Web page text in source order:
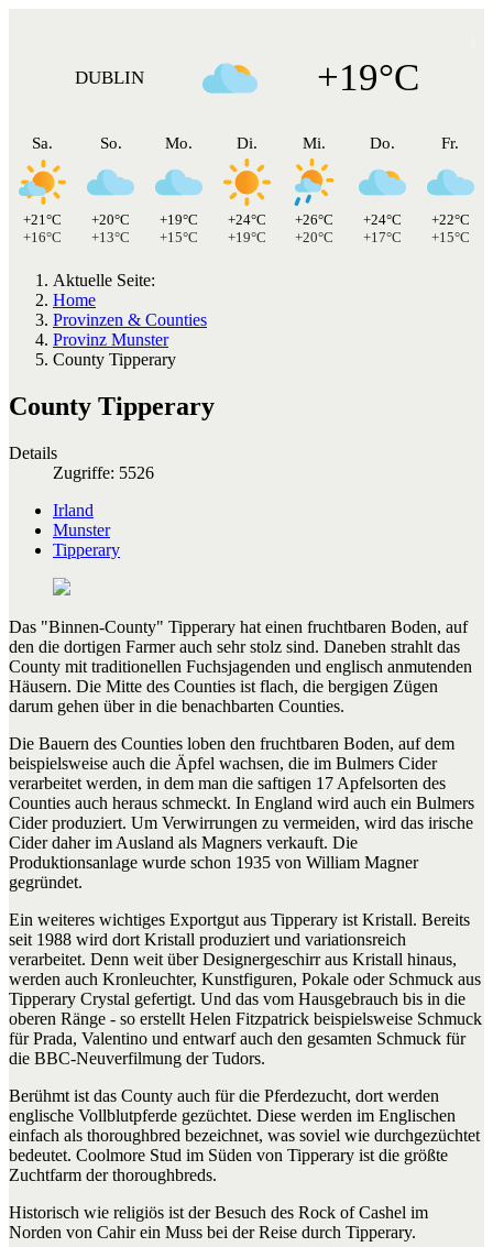
DUBLIN +19°C
Sa.
+21°C
+16°C
So.
+20°C
+13°C
Mo.
+19°C
+15°C
Di.
+24°C
+19°C
Mi.
+26°C
+20°C
Do.
+24°C
+17°C
Fr.
+22°C
+15°C
Aktuelle Seite:
Home
Provinzen & Counties
Provinz Munster
County Tipperary
County Tipperary
Details
Zugriffe: 5526
Irland
Munster
Tipperary
Das "Binnen-County" Tipperary hat einen fruchtbaren Boden, auf
den die dortigen Farmer auch sehr stolz sind. Daneben strahlt das
County mit traditionellen Fuchsjagenden und englisch anmutenden
Häusern. Die Mitte des Counties ist flach, die bergigen Zügen
darum gehen über in die benachbarten Counties.
Die Bauern des Counties loben den fruchtbaren Boden, auf dem
beispielsweise auch die Äpfel wachsen, die im Bulmers Cider
verarbeitet werden, in dem man die saftigen 17 Apfelsorten des
Counties auch heraus schmeckt. In England wird auch ein Bulmers
Cider produziert. Um Verwirrungen zu vermeiden, wird das irische
Cider daher im Ausland als Magners verkauft. Die
Produktionsanlage wurde schon 1935 von William Magner
gegründet.
Ein weiteres wichtiges Exportgut aus Tipperary ist Kristall. Bereits
seit 1988 wird dort Kristall produziert und variationsreich
verarbeitet. Denn weit über Designergeschirr aus Kristall hinaus,
werden auch Kronleuchter, Kunstfiguren, Pokale oder Schmuck aus
Tipperary Crystal gefertigt. Und das vom Hausgebrauch bis in die
oberen Ränge - so erstellt Helen Fitzpatrick beispielsweise Schmuck
für Prada, Valentino und entwarf auch den gesamten Schmuck für
die BBC-Neuverfilmung der Tudors.
Berühmt ist das County auch für die Pferdezucht, dort werden
englische Vollblutpferde gezüchtet. Diese werden im Englischen
einfach als thoroughbred bezeichnet, was soviel wie durchgezüchtet
bedeutet. Coolmore Stud im Süden von Tipperary ist die größte
Zuchtfarm der thoroughbreds.
Historisch wie religiös ist der Besuch des Rock of Cashel im
Norden von Cahir ein Muss bei der Reise durch Tipperary.